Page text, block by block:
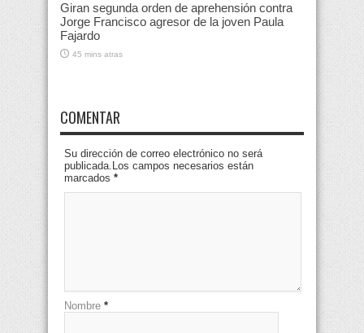
Giran segunda orden de aprehensión contra
Jorge Francisco agresor de la joven Paula
Fajardo
45 mins atras
COMENTAR
Su dirección de correo electrónico no será
publicada.Los campos necesarios están
marcados *
Nombre *